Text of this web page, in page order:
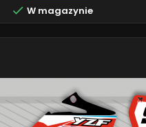
 W magazynie